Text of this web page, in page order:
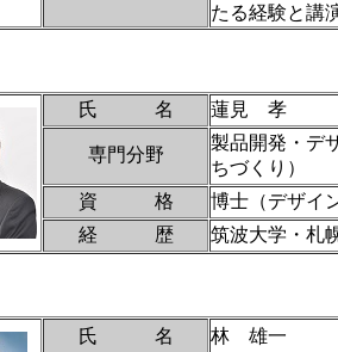
たる経験と講
氏 名 蓮見 孝
専門分野
製品開発・デ
ちづくり）
資 格
博士（デザイ
経 歴
筑波大学・札
氏 名 林 雄一